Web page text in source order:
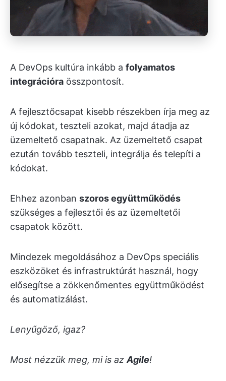
A DevOps kultúra inkább a folyamatos
integrációra összpontosít.
A fejlesztőcsapat kisebb részekben írja meg az
új kódokat, teszteli azokat, majd átadja az
üzemeltető csapatnak. Az üzemeltető csapat
ezután tovább teszteli, integrálja és telepíti a
kódokat.
Ehhez azonban szoros együttműködés
szükséges a fejlesztői és az üzemeltetői
csapatok között.
Mindezek megoldásához a DevOps speciális
eszközöket és infrastruktúrát használ, hogy
elősegítse a zökkenőmentes együttműködést
és automatizálást.
Lenyűgöző, igaz?
Most nézzük meg, mi is az Agile!